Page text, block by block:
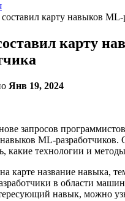
карту навыков ML-
карту
Янв 19, 2024
запросов
ML-
какие технологии и
карте название навыка,
в области
навык, можно